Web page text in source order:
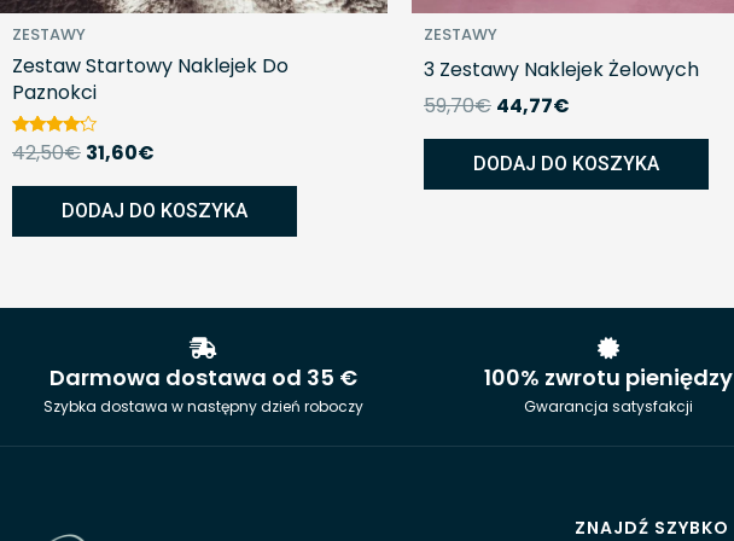
ZESTAWY
Zestaw Startowy Naklejek Do
Paznokci
Oceniono
na
42,50€ 31,60€
DODAJ DO KOSZYKA
ZESTAWY
3 Zestawy Naklejek Żelowych
59,70€ 44,77€
DODAJ DO KOSZYKA
Darmowa dostawa od 35 €
Szybka dostawa w następny dzień roboczy
100% zwrotu pieniędzy
Gwarancja satysfakcji
ZNAJDŹ SZYBKO